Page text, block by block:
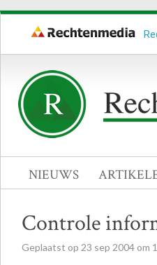
NIEUWS
Controle
Geplaatst op 23 sep 2004 om